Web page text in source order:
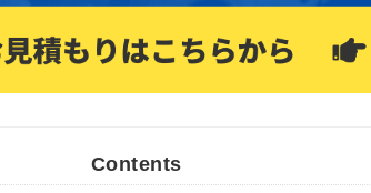
Contents